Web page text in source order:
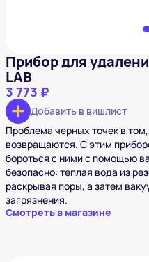
Прибор для
LAB
3 773 ₽
Добавить в вишлист
Проблема черных точек в
возвращаются. С этим
бороться с ними с помощью
безопасно: теплая вода из
раскрывая поры, а затем
загрязнения.
Смотреть в магазине